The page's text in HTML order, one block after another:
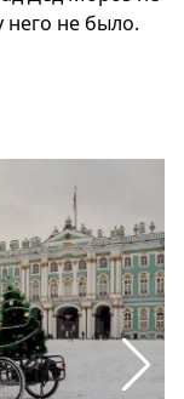
него не было.